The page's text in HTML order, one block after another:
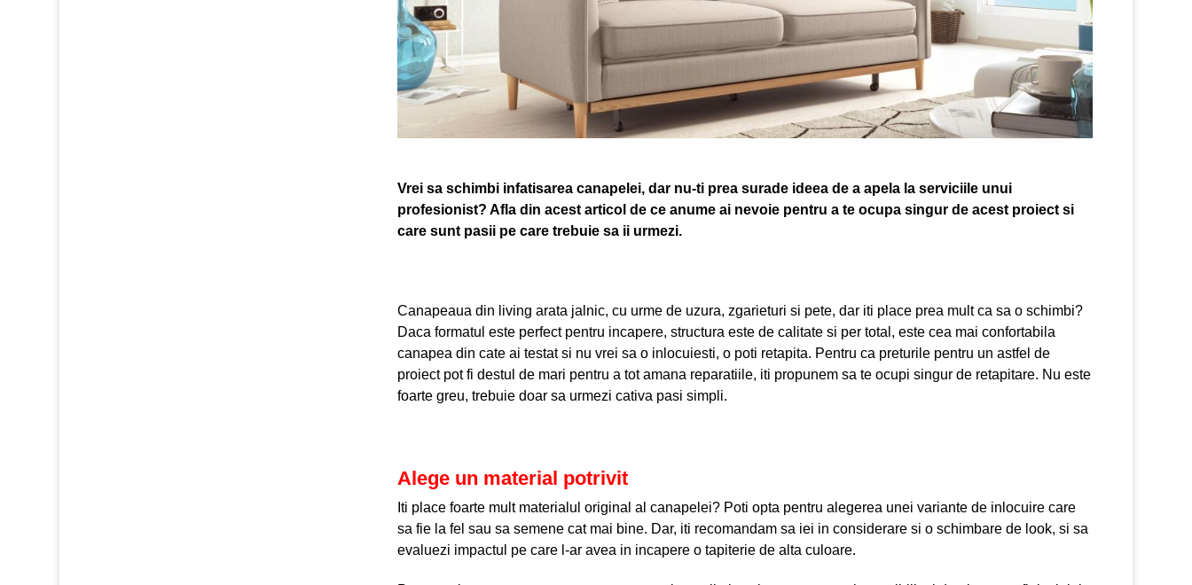
Vrei sa schimbi infatisarea canapelei, dar nu-ti prea surade ideea de a apela la serviciile unui
profesionist? Afla din acest articol de ce anume ai nevoie pentru a te ocupa singur de acest proiect si
care sunt pasii pe care trebuie sa ii urmezi.
Canapeaua din living arata jalnic, cu urme de uzura, zgarieturi si pete, dar iti place prea mult ca sa o schimbi?
Daca formatul este perfect pentru incapere, structura este de calitate si per total, este cea mai confortabila
canapea din cate ai testat si nu vrei sa o inlocuiesti, o poti retapita. Pentru ca preturile pentru un astfel de
proiect pot fi destul de mari pentru a tot amana reparatiile, iti propunem sa te ocupi singur de retapitare. Nu este
foarte greu, trebuie doar sa urmezi cativa pasi simpli.
Alege un material potrivit
Iti place foarte mult materialul original al canapelei? Poti opta pentru alegerea unei variante de inlocuire care
sa fie la fel sau sa semene cat mai bine. Dar, iti recomandam sa iei in considerare si o schimbare de look, si sa
evaluezi impactul pe care l-ar avea in incapere o tapiterie de alta culoare.